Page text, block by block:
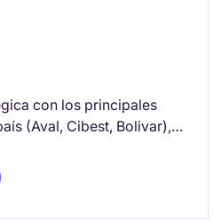
con los principales
(Aval, Cibest, Bolivar),
tecnológicas de
multinacional para